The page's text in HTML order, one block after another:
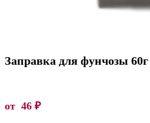
Заправка для фунчозы
от 46 ₽